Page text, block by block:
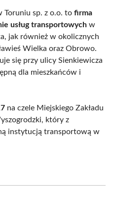
Toruniu sp. z o.o. to firma
usług transportowych w
jak również w okolicznych
Wielka oraz Obrowo.
się przy ulicy Sienkiewicza
dla mieszkańców i
na czele Miejskiego Zakładu
który z
instytucją transportową w